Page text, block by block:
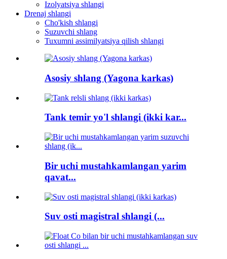
Izolyatsiya shlangi
Drenaj shlangi
Cho'kish shlangi
Suzuvchi shlang
Tuxumni assimilyatsiya qilish shlangi
Asosiy shlang (Yagona karkas)
Tank temir yo'l shlangi (ikki kar...
Bir uchi mustahkamlangan yarim
qavat...
Suv osti magistral shlangi (...